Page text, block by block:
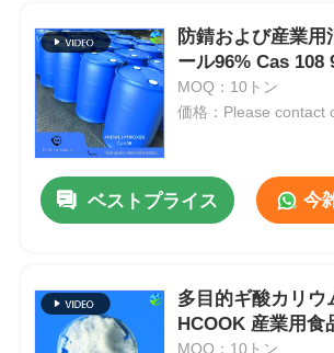
品質管理
お問い合わせ
ニュース
過硫酸塩
防錆および産業用
ール96% Cas 108
MOQ：10トン
価格：Please contact
ベストプライス 今
多目的ギ酸カリウ
HCOOK 産業用食
MOQ：10トン